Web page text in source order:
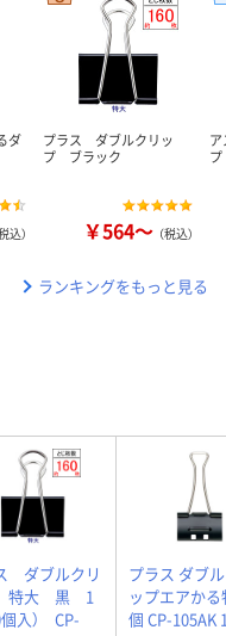
ダ
込）
プラス ダブルクリッ
プ ブラック
￥564～ （税込）
ランキングをもっと見る
ダブルクリ
特大 黒 1
個入） CP-
プラス ダブ
ップエアか
個 CP-105AK